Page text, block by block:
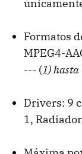
Formatos
MPEG4-
--- (1) hasta
Drivers: 9
1,